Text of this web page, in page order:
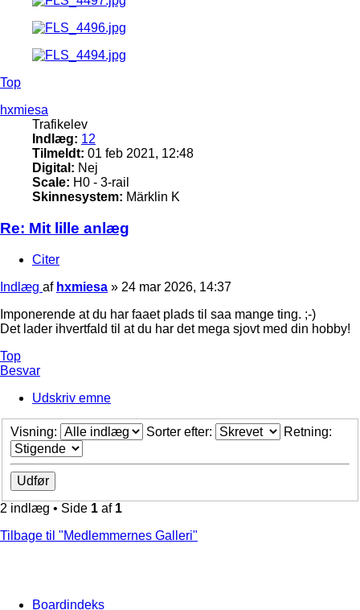
Top
hxmiesa
Trafikelev
Indlæg: 12
Tilmeldt: 01 feb 2021, 12:48
Digital: Nej
Scale: H0 - 3-rail
Skinnesystem: Märklin K
Re: Mit lille anlæg
Citer
Indlæg af hxmiesa » 24 mar 2026, 14:37
Imponerende at du har faaet plads til saa mange ting. ;-)
Det lader ihvertfald til at du har det mega sjovt med din hobby!
Top
Besvar
Udskriv emne
Visning: Sorter efter: Retning:
2 indlæg • Side 1 af 1
Tilbage til "Medlemmernes Galleri"
Boardindeks